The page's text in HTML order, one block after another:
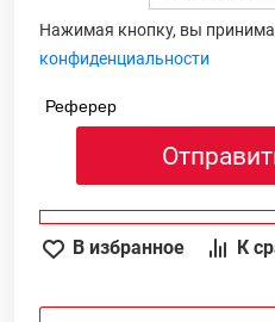
Нажимая кнопку, вы
конфиденциальности
Реферер
В избранное К